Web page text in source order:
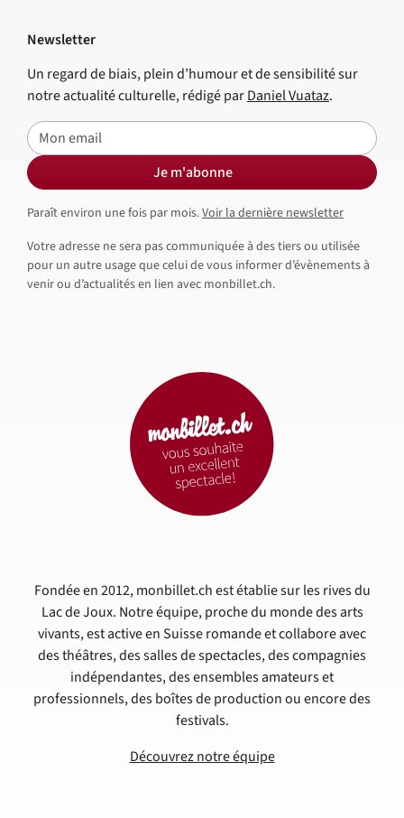
Fondée en 2012, monbillet.ch est établie sur les rives du
Lac de Joux. Notre équipe, proche du monde des arts
vivants, est active en Suisse romande et collabore avec
des théâtres, des salles de spectacles, des compagnies
indépendantes, des ensembles amateurs et
professionnels, des boîtes de production ou encore des
festivals.
Découvrez notre équipe
Newsletter
Un regard de biais, plein d’humour et de sensibilité sur
notre actualité culturelle, rédigé parDaniel Vuataz.
E-mail
Je m'abonne
Paraît environ une fois par mois.Voir la dernière newsletter
Votre adresse ne sera pas communiquée à des tiers ou utilisée
pour un autre usage que celui de vous informer d’évènements à
venir ou d’actualités en lien avec monbillet.ch.